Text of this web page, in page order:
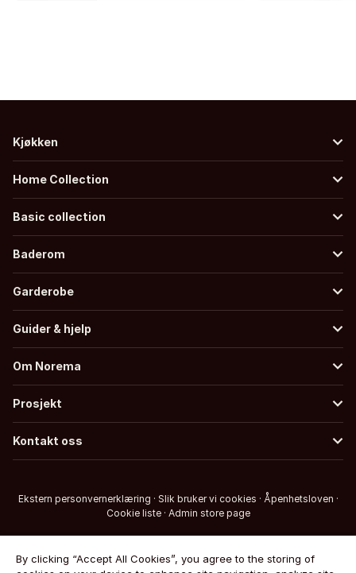
Kjøkken
Home Collection
Basic collection
Baderom
Garderobe
Guider & hjelp
Om Norema
Prosjekt
Kontakt oss
Ekstern personvernerklæring · Slik bruker vi cookies · Åpenhetsloven ·
Cookie liste · Admin store page
By clicking “Accept All Cookies”, you agree to the storing of